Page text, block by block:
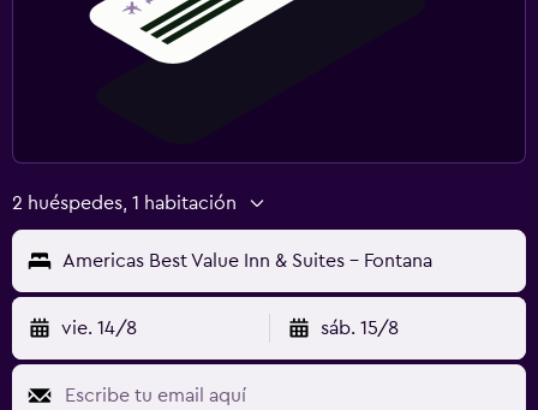
2 huéspedes, 1 habitación
Americas Best Value Inn & Suites - Fontana
vie. 14/8 sáb. 15/8